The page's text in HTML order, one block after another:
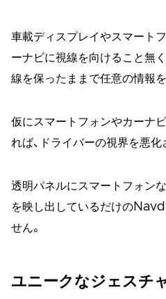
車載ディスプレイやスマート
ーナビに視線を向けること無
線を保ったままで任意の情報を
仮にスマートフォンやカーナ
れば、ドライバーの視界を悪化
透明パネルにスマートフォン
を映し出しているだけの
せん。
ユニークなジェスチ